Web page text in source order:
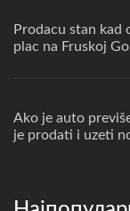
Prodacu stan kad
plac na Fruskoj
Ako je auto
je prodati i uzeti